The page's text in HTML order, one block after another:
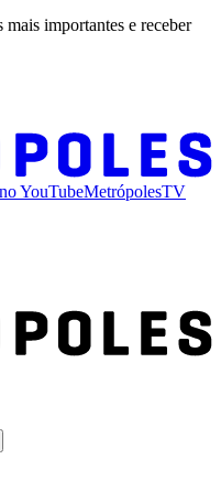
importantes e receber
YouTubeMetrópolesTV